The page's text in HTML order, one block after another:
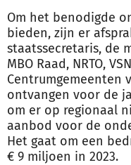
Om het benodigde
bieden, zijn er
staatssecretaris, de
MBO Raad, NRTO,
Centrumgemeenten
ontvangen voor de
om er op regionaal
aanbod voor de
Het gaat om een
€ 9 miljoen in 2023.